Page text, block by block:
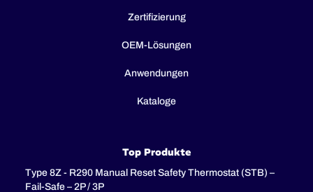
Zertifizierung
OEM-Lösungen
Anwendungen
Kataloge
Top Produkte
Type 8Z - R290 Manual Reset Safety Thermostat (STB) –
Fail-Safe – 2P / 3P